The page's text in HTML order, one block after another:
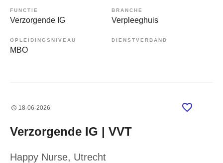
FUNCTIE
Verzorgende IG
BRANCHE
Verpleeghuis
OPLEIDINGSNIVEAU
MBO
DIENSTVERBAND
18-06-2026
Verzorgende IG | VVT
Happy Nurse, Utrecht